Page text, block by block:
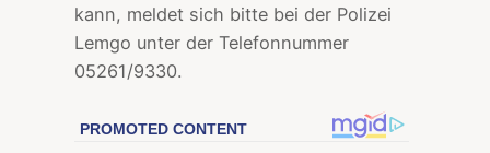
kann, meldet sich bitte bei der Polizei
Lemgo unter der Telefonnummer
05261/9330.